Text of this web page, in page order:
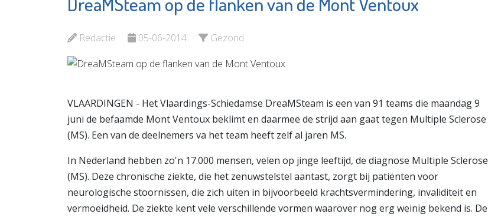
Redactie 05-06-2014 Gezond
VLAARDINGEN - Het Vlaardings-Schiedamse DreaMSteam is een van 91 teams die maandag 9
juni de befaamde Mont Ventoux beklimt en daarmee de strijd aan gaat tegen Multiple Sclerose
(MS). Een van de deelnemers va het team heeft zelf al jaren MS.
In Nederland hebben zo'n 17.000 mensen, velen op jinge leeftijd, de diagnose Multiple Sclerose
(MS). Deze chronische ziekte, die het zenuwstelstel aantast, zorgt bij patiënten voor
neurologische stoornissen, die zich uiten in bijvoorbeeld krachtsvermindering, invaliditeit en
vermoeidheid. De ziekte kent vele verschillende vormen waarover nog erg weinig bekend is. De
PRO Vlaardingen
Bekijk de pagina
Bekijk de pagina